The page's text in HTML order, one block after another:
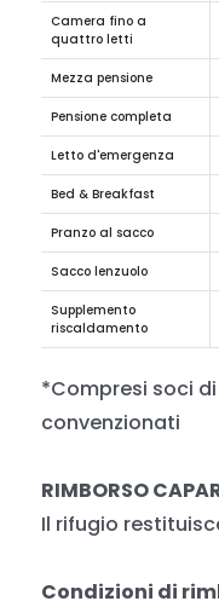
Camera fino a
quattro letti
Mezza pensione
Pensione completa
Letto d'emergenza
Bed & Breakfast
Pranzo al sacco
Sacco lenzuolo
Supplemento
riscaldamento
*Compresi soci
convenzionati
RIMBORSO
Il rifugio
Condizioni di